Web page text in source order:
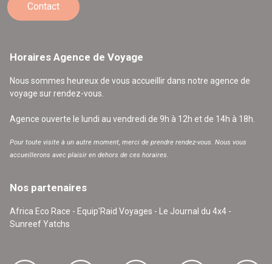
Contact
Horaires Agence de Voyage
Nous sommes heureux de vous accueillir dans notre agence de
voyage sur rendez-vous.
Agence ouverte le lundi au vendredi de 9h à 12h et de 14h à 18h.
Pour toute visite à un autre moment, merci de prendre rendez-vous. Nous vous
accueillerons avec plaisir en dehors de ces horaires.
Nos partenaires
Africa Eco Race - Equip'Raid Voyages - Le Journal du 4x4 -
Sunreef Yatchs